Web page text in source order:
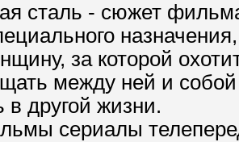
сталь - сюжет
за которой
между ней и собой
в другой жизни.
сериалы